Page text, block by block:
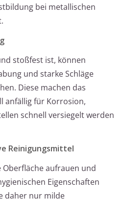
bei metallischen
stoßfest ist, können
und starke Schläge
Diese machen das
anfällig für Korrosion,
schnell versiegelt werden
Reinigungsmittel
aufrauen und
Eigenschaften
daher nur milde